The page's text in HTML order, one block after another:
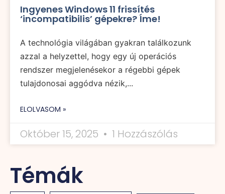
Ingyenes Windows 11 frissítés
‘incompatibilis’ gépekre? Íme!
A technológia világában gyakran találkozunk
azzal a helyzettel, hogy egy új operációs
rendszer megjelenésekor a régebbi gépek
tulajdonosai aggódva nézik,...
ELOLVASOM »
Október 15, 2025 1 Hozzászólás
Témák